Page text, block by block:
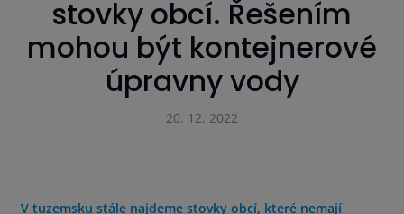
stovky obcí. Řešením
mohou být kontejnerové
úpravny vody
20. 12. 2022
V tuzemsku stále najdeme stovky obcí, které nemají